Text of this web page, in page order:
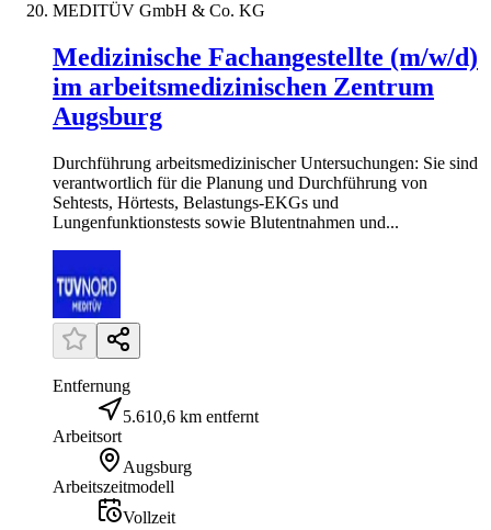
MEDITÜV GmbH & Co. KG
Medizinische Fachangestellte (m/w/d)
im arbeitsmedizinischen Zentrum
Augsburg
Durchführung arbeitsmedizinischer Untersuchungen: Sie sind
verantwortlich für die Planung und Durchführung von
Sehtests, Hörtests, Belastungs-EKGs und
Lungenfunktionstests sowie Blutentnahmen und...
Entfernung
5.610,6 km entfernt
Arbeitsort
Augsburg
Arbeitszeitmodell
Vollzeit